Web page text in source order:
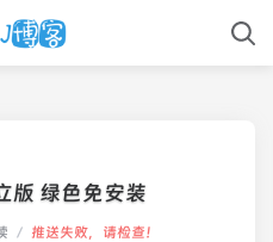
版 绿色免安装
/ 推送失败，请检查！